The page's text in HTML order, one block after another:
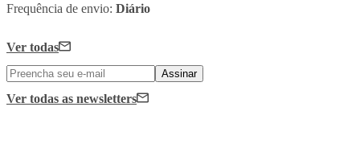
Frequência de envio: Diário
Ver todas
Assinar
Ver todas as newsletters